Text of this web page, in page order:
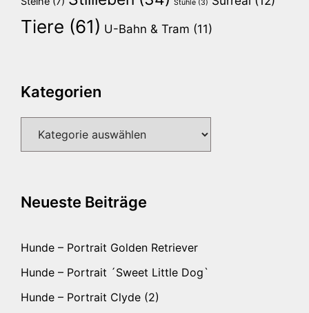
Stühle (3)
Tiere (61) U-Bahn & Tram (11)
Kategorien
Neueste Beiträge
Hunde – Portrait Golden Retriever
Hunde – Portrait ´Sweet Little Dog`
Hunde – Portrait Clyde (2)